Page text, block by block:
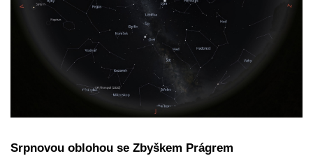
Srpnovou oblohou se Zbyškem Prágrem